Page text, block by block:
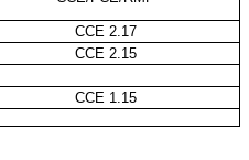
CCE 2.17
CCE 2.15
CCE 1.15